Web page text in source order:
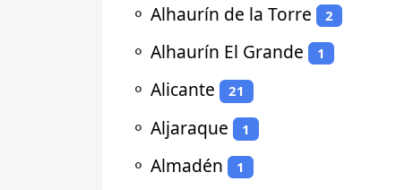
⚬ Alhaurín de la Torre 2
⚬ Alhaurín El Grande 1
⚬ Alicante 21
⚬ Aljaraque 1
⚬ Almadén 1